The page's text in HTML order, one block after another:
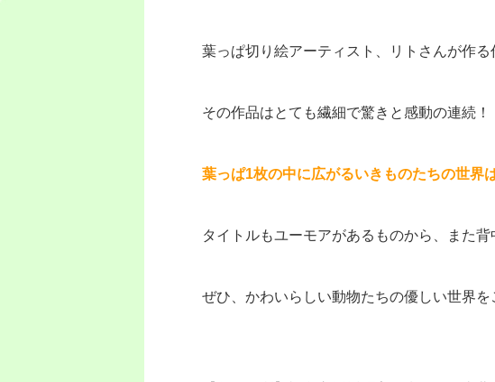
葉っぱ切り絵アーティスト、リトさんが作る
その作品はとても繊細で驚きと感動の連続！
葉っぱ1枚の中に広がるいきものたちの世界
タイトルもユーモアがあるものから、また
ぜひ、かわいらしい動物たちの優しい世界を